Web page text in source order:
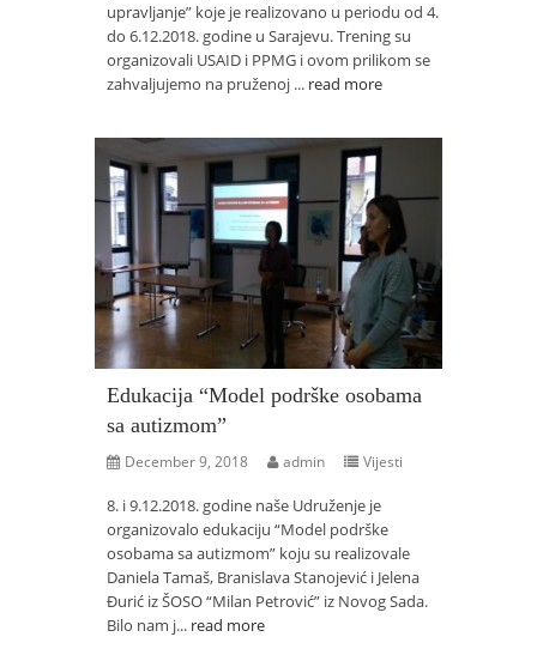
upravljanje” koje je realizovano u periodu od 4.
do 6.12.2018. godine u Sarajevu. Trening su
organizovali USAID i PPMG i ovom prilikom se
zahvaljujemo na pruženoj ... read more
Edukacija “Model podrške osobama
sa autizmom”
December 9, 2018 admin Vijesti
8. i 9.12.2018. godine naše Udruženje je
organizovalo edukaciju “Model podrške
osobama sa autizmom” koju su realizovale
Daniela Tamaš, Branislava Stanojević i Jelena
Đurić iz ŠOSO “Milan Petrović” iz Novog Sada.
Bilo nam j... read more